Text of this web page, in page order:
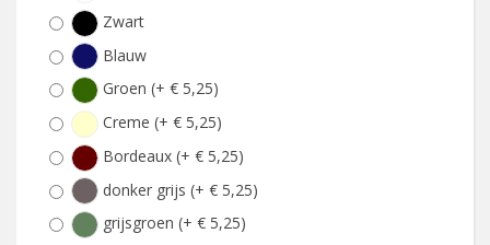
Zwart
Blauw
Groen (+ € 5,25)
Creme (+ € 5,25)
Bordeaux (+ € 5,25)
donker grijs (+ € 5,25)
grijsgroen (+ € 5,25)